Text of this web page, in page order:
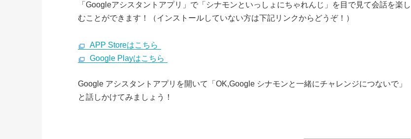
「Googleアシスタントアプリ」で「シナモンといっしょにちゃれんじ」を目で見て会話を楽し
むことができます！（インストールしていない方は下記リンクからどうぞ！）
APP Storeはこちら
Google Playはこちら
Google アシスタントアプリを開いて「OK,Google シナモンと一緒にチャレンジにつないで」
と話しかけてみましょう！